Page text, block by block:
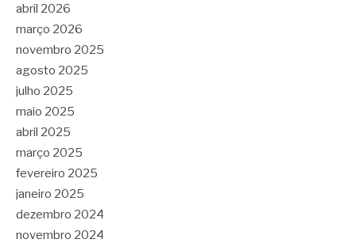
abril 2026
março 2026
novembro 2025
agosto 2025
julho 2025
maio 2025
abril 2025
março 2025
fevereiro 2025
janeiro 2025
dezembro 2024
novembro 2024